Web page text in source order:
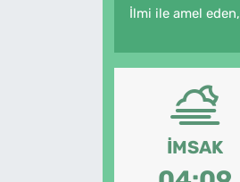
İlmi ile amel
İMSAK